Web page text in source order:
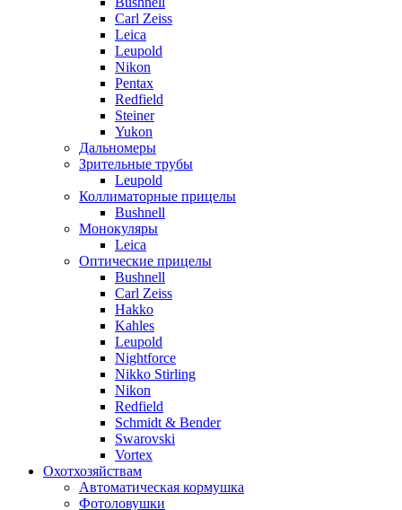
Carl Zeiss
Leica
Leupold
Nikon
Pentax
Redfield
Steiner
Yukon
Дальномеры
Зрительные трубы
Leupold
Коллиматорные прицелы
Bushnell
Монокуляры
Leica
Оптические прицелы
Bushnell
Carl Zeiss
Hakko
Kahles
Leupold
Nightforce
Nikko Stirling
Nikon
Redfield
Schmidt & Bender
Swarovski
Vortex
Охотхозяйствам
Автоматическая кормушка
Фотоловушки